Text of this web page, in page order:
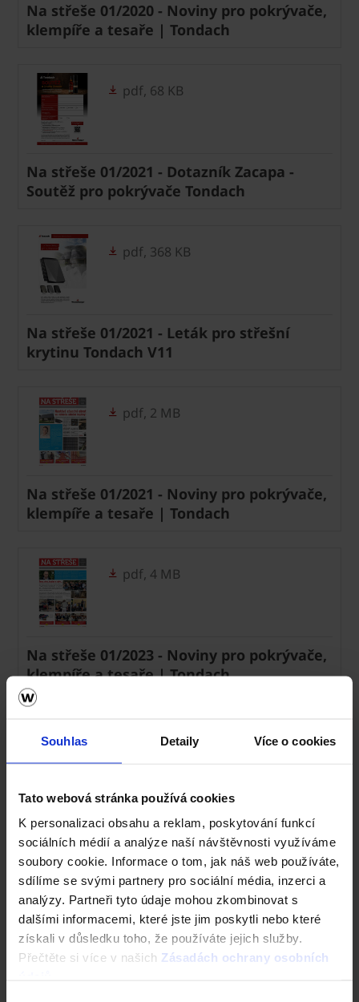
Souhlas Detaily Více o cookies
Tato webová stránka používá cookies
K personalizaci obsahu a reklam, poskytování funkcí
sociálních médií a analýze naší návštěvnosti využíváme
soubory cookie. Informace o tom, jak náš web používáte,
sdílíme se svými partnery pro sociální média, inzerci a
analýzy. Partneři tyto údaje mohou zkombinovat s
dalšími informacemi, které jste jim poskytli nebo které
získali v důsledku toho, že používáte jejich služby.
Přečtěte si více v našich Zásadách ochrany osobních
Na střeše 01/2020 - Noviny pro pokrývače,
klempíře a tesaře | Tondach
pdf, 68 KB
Na střeše 01/2021 - Dotazník Zacapa -
Soutěž pro pokrývače Tondach
pdf, 368 KB
Na střeše 01/2021 - Leták pro střešní
krytinu Tondach V11
pdf, 2 MB
Na střeše 01/2021 - Noviny pro pokrývače,
klempíře a tesaře | Tondach
pdf, 4 MB
Na střeše 01/2023 - Noviny pro pokrývače,
klempíře a tesaře | Tondach
pdf, 1 MB
Na střeše 01/2024 - Noviny o střechách
pro pokrývače, klempíře a tesaře
pdf, 3 MB